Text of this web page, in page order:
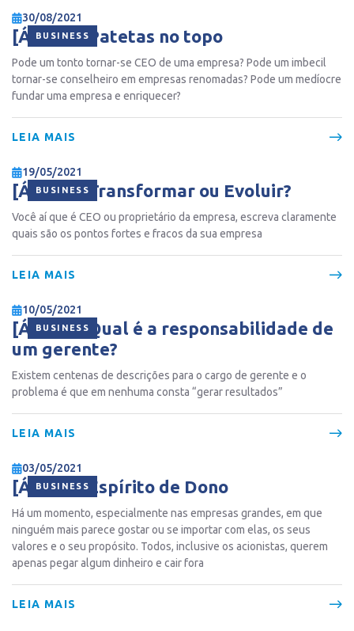
BUSINESS
30/08/2021
[ÁUDIO] Patetas no topo
Pode um tonto tornar-se CEO de uma empresa? Pode um imbecil
tornar-se conselheiro em empresas renomadas? Pode um medíocre
fundar uma empresa e enriquecer?
LEIA MAIS
BUSINESS
19/05/2021
[ÁUDIO] Transformar ou Evoluir?
Você aí que é CEO ou proprietário da empresa, escreva claramente
quais são os pontos fortes e fracos da sua empresa
LEIA MAIS
BUSINESS
10/05/2021
[ÁUDIO] Qual é a responsabilidade de
um gerente?
Existem centenas de descrições para o cargo de gerente e o
problema é que em nenhuma consta “gerar resultados”
LEIA MAIS
BUSINESS
03/05/2021
[ÁUDIO] Espírito de Dono
Há um momento, especialmente nas empresas grandes, em que
ninguém mais parece gostar ou se importar com elas, os seus
valores e o seu propósito. Todos, inclusive os acionistas, querem
apenas pegar algum dinheiro e cair fora
LEIA MAIS